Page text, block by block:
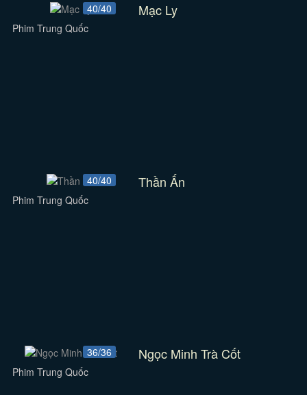
40/40 Mạc Ly
Phim Trung Quốc
40/40 Thần Ấn
Phim Trung Quốc
36/36 Ngọc Minh Trà Cốt
Phim Trung Quốc